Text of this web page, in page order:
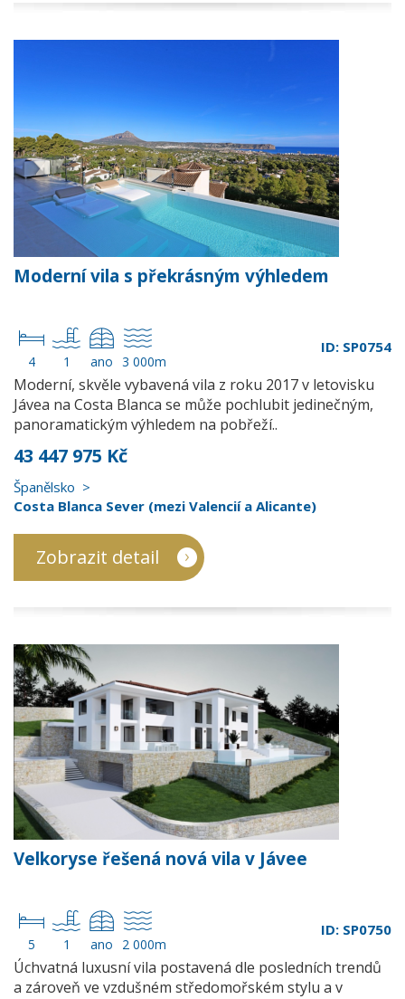
Moderní vila s překrásným výhledem
4 1 ano 3 000m
ID: SP0754
Moderní, skvěle vybavená vila z roku 2017 v letovisku
Jávea na Costa Blanca se může pochlubit jedinečným,
panoramatickým výhledem na pobřeží..
43 447 975 Kč
Španělsko
Costa Blanca Sever (mezi Valencií a Alicante)
Zobrazit detail
Velkoryse řešená nová vila v Jávee
5 1 ano 2 000m
ID: SP0750
Úchvatná luxusní vila postavená dle posledních trendů
a zároveň ve vzdušném středomořském stylu a v